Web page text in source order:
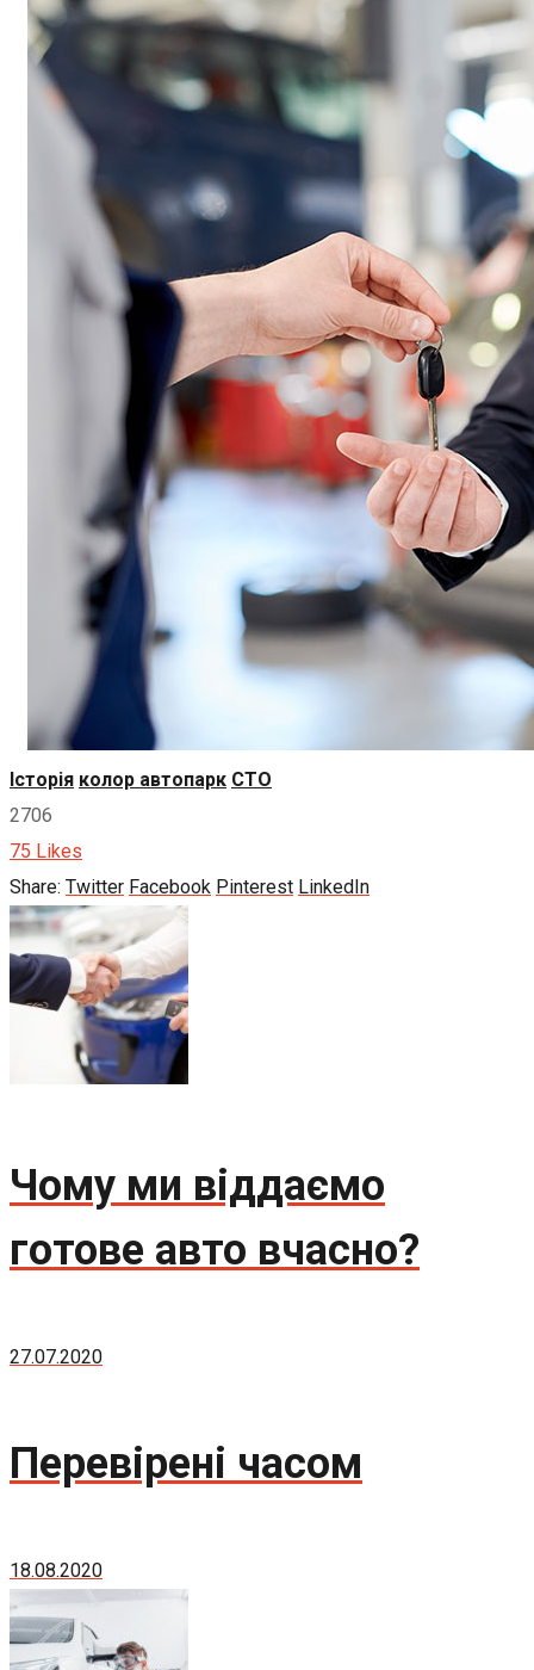
Історія колор автопарк СТО
2706
75 Likes
Share: Twitter Facebook Pinterest LinkedIn
Чому ми віддаємо
готове авто вчасно?
27.07.2020
Перевірені часом
18.08.2020